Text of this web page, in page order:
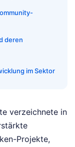
deren
im Sektor
verzeichnete in
Projekte,